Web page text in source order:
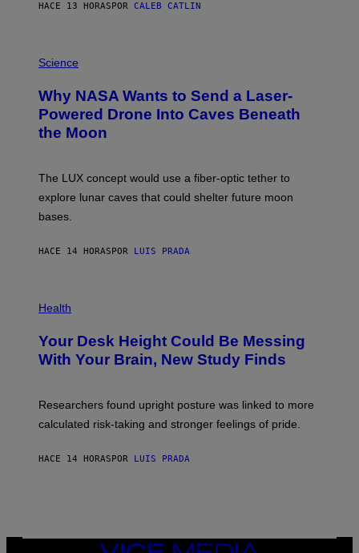
T
G
R
N
I
T
Z
I
M
E
HACE 13 HORAS POR CALEB CATLIN
H
O
:
N
A
D
R
I
L
T
T
I
M
A
Science
Why NASA Wants to Send a Laser-
Powered Drone Into Caves Beneath
the Moon
The LUX concept would use a fiber-optic tether to
explore lunar caves that could shelter future moon
bases.
HACE 14 HORAS POR LUIS PRADA
H
O
:
B
U
A
O
Health
Your Desk Height Could Be Messing
With Your Brain, New Study Finds
Researchers found upright posture was linked to more
calculated risk-taking and stronger feelings of pride.
HACE 14 HORAS POR LUIS PRADA
VICE